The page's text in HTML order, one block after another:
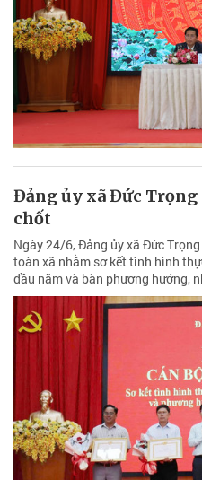
Đảng ủy xã Đức Trọng
chốt
Ngày 24/6, Đảng ủy xã Đức
toàn xã nhằm sơ kết tình hình
đầu năm và bàn phương hướng,